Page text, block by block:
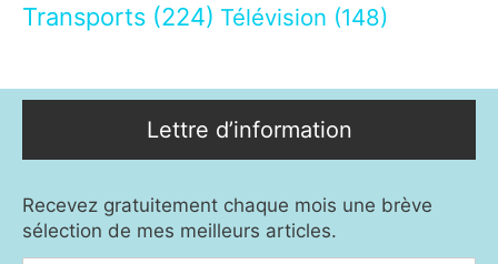
Transports (224) Télévision (148)
Lettre d’information
Recevez gratuitement chaque mois une brève
sélection de mes meilleurs articles.